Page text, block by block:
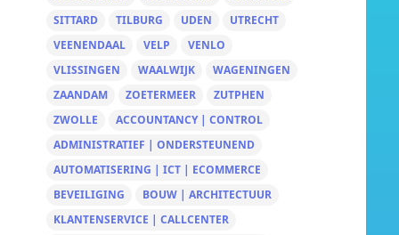
SITTARD
TILBURG UDEN
UTRECHT
VEENENDAAL
VELP
VENLO
VLISSINGEN
WAALWIJK
WAGENINGEN
ZAANDAM
ZOETERMEER
ZUTPHEN
ZWOLLE
ACCOUNTANCY | CONTROL
ADMINISTRATIEF | ONDERSTEUNEND
AUTOMATISERING | ICT | ECOMMERCE
BEVEILIGING
BOUW | ARCHITECTUUR
KLANTENSERVICE | CALLCENTER